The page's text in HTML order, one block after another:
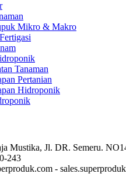
Mikro & Makro
Tanaman
Pertanian
Hidroponik
Mustika, Jl. DR. Semeru.
243
-